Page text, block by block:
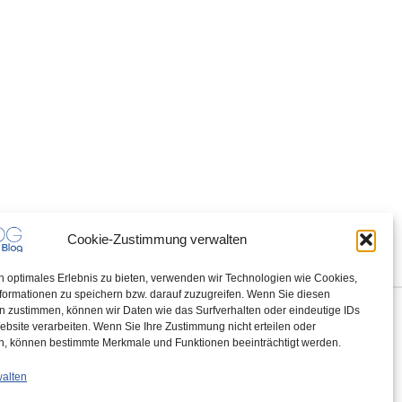
Cookie-Zustimmung verwalten
optimales Erlebnis zu bieten, verwenden wir Technologien wie Cookies,
zu speichern bzw. darauf zuzugreifen. Wenn Sie diesen
zustimmen, können wir Daten wie das Surfverhalten oder eindeutige IDs
verarbeiten. Wenn Sie Ihre Zustimmung nicht erteilen oder
können bestimmte Merkmale und Funktionen beeinträchtigt werden.